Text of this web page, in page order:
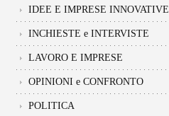
IDEE E IMPRESE INNOVATIVE
INCHIESTE e INTERVISTE
LAVORO E IMPRESE
OPINIONI e CONFRONTO
POLITICA